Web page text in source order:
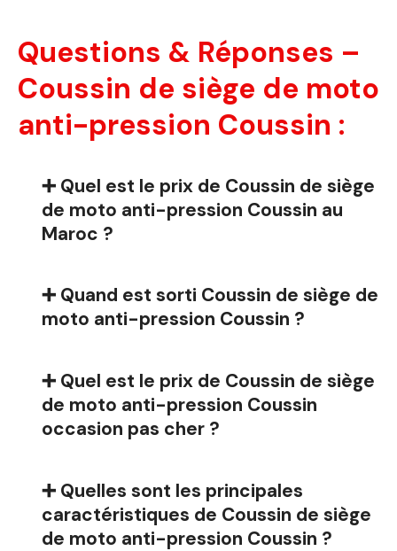
Questions & Réponses –
Coussin de siège de moto
anti-pression Coussin :
➕ Quel est le prix de Coussin de siège
de moto anti-pression Coussin au
Maroc ?
➕ Quand est sorti Coussin de siège de
moto anti-pression Coussin ?
➕ Quel est le prix de Coussin de siège
de moto anti-pression Coussin
occasion pas cher ?
➕ Quelles sont les principales
caractéristiques de Coussin de siège
de moto anti-pression Coussin ?